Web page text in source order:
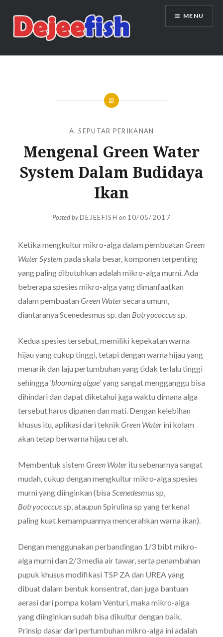
content
DEJEEFISH | PRODUSEN BENIH
MENU
A. SEPUTAR PERIKANAN
Mengenal Green Water
System Dalam Budidaya
Ikan
Posted byDEJEEFISH on 10/05/2017
Ketika mengkultur mikro-alga dalam pembuatan Green
Water System pada skala besar, komponen terpenting
yang paling dibutuhkan adalah mikro-alga murni. Ada
beberapa spesies mikro-alga yang dimanfaatkan
dalam pembuatan Green Watersecara umum,
diantaranya Scenedesmus sp. dan Botryococcussp.
Kedua spesies tersebut, memiliki kepekatan warna
hijau yang cukup tinggi, tetapi dengan warna hijau yang
menarik dan laju pertumbuhan yang tidak terlalu tinggi
sehingga ‘blooming algae’ yang sangat mengganggu bisa
dihindari dan dapat diketahui juga waktu dimana alga
tersebut harus dipanen dan mati. Dengan kelebihan
khusus itu, aplikasi dari teknik Green Waterini kolam
akan tetap berwarna hijau cerah.
Membentuk sistem Green Wateritu sebenarnya sangat
mudah, cukup dengan mengkultur mikro-alga spesies
murni yang diinginkan (bisa Scenedesmussp,
Botryococcussp, ataupun Spirulina sp yang terkenal
paling kuat kemampuannya mencerahkan warna ikan).
Dengan menggunakan perbandingan 1/3 bibt mikro-
alga murni dan 2/3 media air tawar, serta penambahan
pupuk khusus modifikasi TSP ZA dan UREA yang
dibuat dalam bentuk konsentrat, dan juga bantuan
aerasi dari pompa kolam Venturi, maka mikro-alga
yang diinginkan sudah bisa dikultur dengan baik.
Prinsip dasar dari pertumbuhan mikro-alga ini adalah